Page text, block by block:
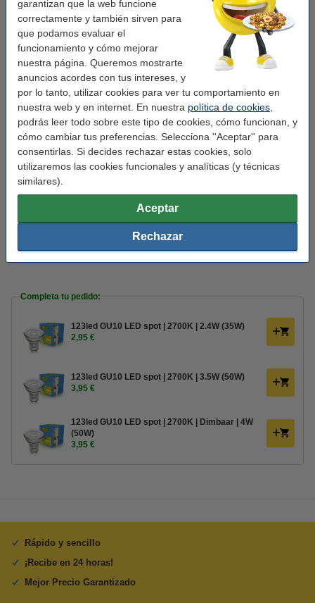
garantizan que la web funcione
correctamente y también sirven para
que podamos evaluar el
funcionamiento y cómo mejorar
nuestra página. Queremos mostrarte
anuncios acordes con tus intereses, y
por lo tanto, utilizar cookies para ver tu comportamiento en
nuestra web y en internet. En nuestra política de cookies
podrás leer todo sobre este tipo de cookies, cómo funcionan, y
cómo cambiar tus preferencias. Selecciona ''Aceptar'' para
consentirlas. Si decides rechazar estas cookies, solo
utilizaremos las cookies funcionales y analíticas (y técnicas
similares).
Aceptar
Rechazar
casquillo: GU10
forma: rectángulo
aluminio, vidrio
Sensor de movimiento: No
Voltaje mín: 220 - 240 V
Frecuencia de entrada: 50-60Hz
Medidas: 68 x 92 x 150 mm (LxAnxAl)
Temperatura de
funcionamiento:
-20 hasta +40 °C
IP44
dentro / fuera
Completa tu pedido:
123led GU10 LED spot | 2700K | 2.4W (35W)
2,95 €
123led GU10 LED spot | 2700K | 3.5W (50W)
3,95 €
123led GU10 LED spot | 2700K | Dimbaar | 4W
(50W)
3,95 €
Rápido y sencillo
¡Recibe en 24 horas!
Mejor Precio Garantizado